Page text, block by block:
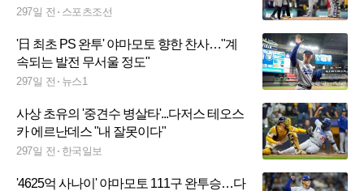
4614억이나 줬지
297일 전 스포츠조선
'日 최초 PS 완투' 야마모토 향한 찬사…"계
속되는 발전 무서울 정도"
297일 전 뉴스1
사상 초유의 '중견수 병살타'...다저스 테오스
카 에르난데스 "내 잘못이다"
297일 전 한국일보
'4625억 사나이' 야마모토 111구 완투승…다